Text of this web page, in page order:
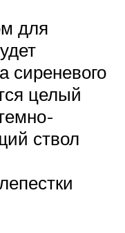
для
сиреневого
целый
ствол